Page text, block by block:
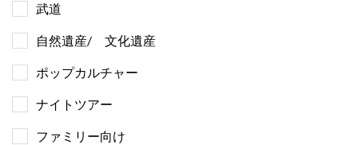
武道
自然遺産/ 文化遺産
ポップカルチャー
ナイトツアー
ファミリー向け